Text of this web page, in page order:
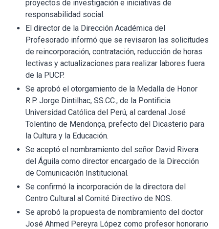
proyectos de investigación e iniciativas de
responsabilidad social.
El director de la Dirección Académica del
Profesorado informó que se revisaron las solicitudes
de reincorporación, contratación, reducción de horas
lectivas y actualizaciones para realizar labores fuera
de la PUCP.
Se aprobó el otorgamiento de la Medalla de Honor
R.P. Jorge Dintilhac, SS.CC., de la Pontificia
Universidad Católica del Perú, al cardenal José
Tolentino de Mendonça, prefecto del Dicasterio para
la Cultura y la Educación.
Se aceptó el nombramiento del señor David Rivera
del Águila como director encargado de la Dirección
de Comunicación Institucional.
Se confirmó la incorporación de la directora del
Centro Cultural al Comité Directivo de NOS.
Se aprobó la propuesta de nombramiento del doctor
José Ahmed Pereyra López como profesor honorario